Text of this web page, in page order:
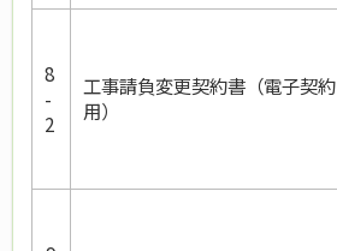
8
-
2
工事請負変更契約書（電子契約
用）